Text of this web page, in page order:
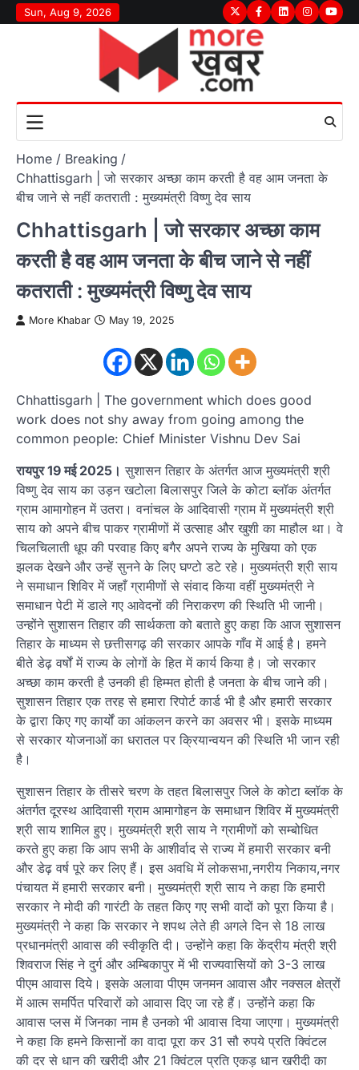
Skip
to
Sun, Aug 9, 2026 TwitterFacebook
LinkedInInstagram
Home
Breaking
Chhattisgarh | जो सरकार अच्छा काम करती है वह आम जनता के
बीच जाने से नहीं कतराती : मुख्यमंत्री विष्णु देव साय
Chhattisgarh | जो सरकार अच्छा काम
करती है वह आम जनता के बीच जाने से नहीं
कतराती : मुख्यमंत्री विष्णु देव साय
More Khabar May 19, 2025
Chhattisgarh | The government which does good
work does not shy away from going among the
common people: Chief Minister Vishnu Dev Sai
रायपुर 19 मई 2025। सुशासन तिहार के अंतर्गत आज मुख्यमंत्री श्री
विष्णु देव साय का उड़न खटोला बिलासपुर जिले के कोटा ब्लॉक अंतर्गत
ग्राम आमागोहन में उतरा। वनांचल के आदिवासी ग्राम में मुख्यमंत्री श्री
साय को अपने बीच पाकर ग्रामीणों में उत्साह और खुशी का माहौल था। वे
चिलचिलाती धूप की परवाह किए बगैर अपने राज्य के मुखिया को एक
झलक देखने और उन्हें सुनने के लिए घण्टो डटे रहे। मुख्यमंत्री श्री साय
ने समाधान शिविर में जहाँ ग्रामीणों से संवाद किया वहीं मुख्यमंत्री ने
समाधान पेटी में डाले गए आवेदनों की निराकरण की स्थिति भी जानी।
उन्होंने सुशासन तिहार की सार्थकता को बताते हुए कहा कि आज सुशासन
तिहार के माध्यम से छत्तीसगढ़ की सरकार आपके गाँव में आई है। हमने
बीते डेढ़ वर्षों में राज्य के लोगों के हित में कार्य किया है। जो सरकार
अच्छा काम करती है उनकी ही हिम्मत होती है जनता के बीच जाने की।
सुशासन तिहार एक तरह से हमारा रिपोर्ट कार्ड भी है और हमारी सरकार
के द्वारा किए गए कार्यों का आंकलन करने का अवसर भी। इसके माध्यम
से सरकार योजनाओं का धरातल पर क्रियान्वयन की स्थिति भी जान रही
है।
सुशासन तिहार के तीसरे चरण के तहत बिलासपुर जिले के कोटा ब्लॉक के
अंतर्गत दूरस्थ आदिवासी ग्राम आमागोहन के समाधान शिविर में मुख्यमंत्री
श्री साय शामिल हुए। मुख्यमंत्री श्री साय ने ग्रामीणों को सम्बोधित
करते हुए कहा कि आप सभी के आशीर्वाद से राज्य में हमारी सरकार बनी
और डेढ़ वर्ष पूरे कर लिए हैं। इस अवधि में लोकसभा,नगरीय निकाय,नगर
पंचायत में हमारी सरकार बनी। मुख्यमंत्री श्री साय ने कहा कि हमारी
सरकार ने मोदी की गारंटी के तहत किए गए सभी वादों को पूरा किया है।
मुख्यमंत्री ने कहा कि सरकार ने शपथ लेते ही अगले दिन से 18 लाख
प्रधानमंत्री आवास की स्वीकृति दी। उन्होंने कहा कि केंद्रीय मंत्री श्री
शिवराज सिंह ने दुर्ग और अम्बिकापुर में भी राज्यवासियों को 3-3 लाख
पीएम आवास दिये। इसके अलावा पीएम जनमन आवास और नक्सल क्षेत्रों
में आत्म समर्पित परिवारों को आवास दिए जा रहे हैं। उन्होंने कहा कि
आवास प्लस में जिनका नाम है उनको भी आवास दिया जाएगा। मुख्यमंत्री
ने कहा कि हमने किसानों का वादा पूरा कर 31 सौ रुपये प्रति क्विंटल
की दर से धान की खरीदी और 21 क्विंटल प्रति एकड़ धान खरीदी का